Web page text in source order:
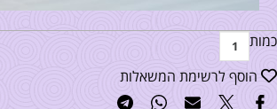
כמות
הוסף לרשימת המשאלות